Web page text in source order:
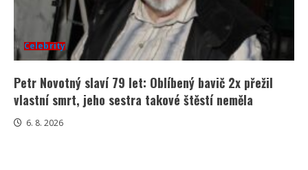
Celebrity
Petr Novotný slaví 79 let: Oblíbený bavič 2x přežil
vlastní smrt, jeho sestra takové štěstí neměla
6. 8. 2026